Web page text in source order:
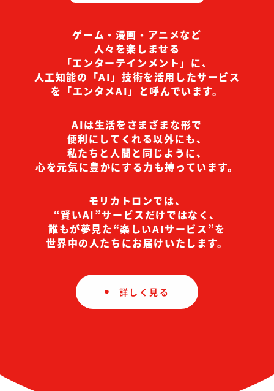
ゲーム・漫画・アニメなど
人々を楽しませる
「エンターテインメント」に、
人工知能の「AI」技術を活用したサービス
を「エンタメAI」と呼んでいます。
AIは生活をさまざまな形で
便利にしてくれる以外にも、
私たちと人間と同じように、
心を元気に豊かにする力も持っています。
モリカトロンでは、
“賢いAI”サービスだけではなく、
誰もが夢見た“楽しいAIサービス”を
世界中の人たちにお届けいたします。
詳しく見る